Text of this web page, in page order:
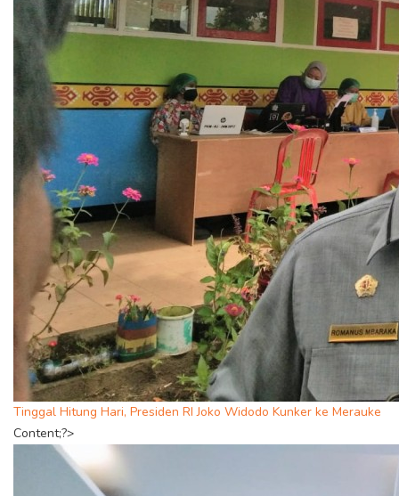
Tinggal Hitung Hari, Presiden RI Joko Widodo Kunker ke Merauke
Content;?>